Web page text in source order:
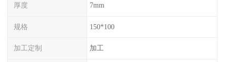
厚度 7mm
规格 150*100
加工定制 加工